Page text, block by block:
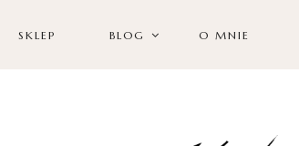
SKLEP BLOG O MNIE